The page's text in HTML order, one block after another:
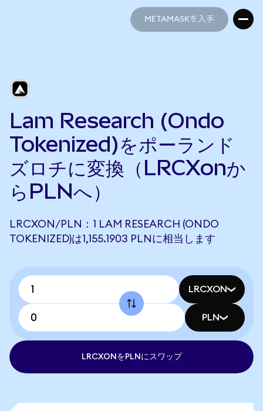
METAMASKを入手
Lam Research (Ondo
Tokenized)をポーランド
ズロチに変換（LRCXonか
らPLNへ）
LRCXON/PLN：1 LAM RESEARCH (ONDO
TOKENIZED)は1,155.1903 PLNに相当します
LRCXON
PLN
LRCXONをPLNにスワップ